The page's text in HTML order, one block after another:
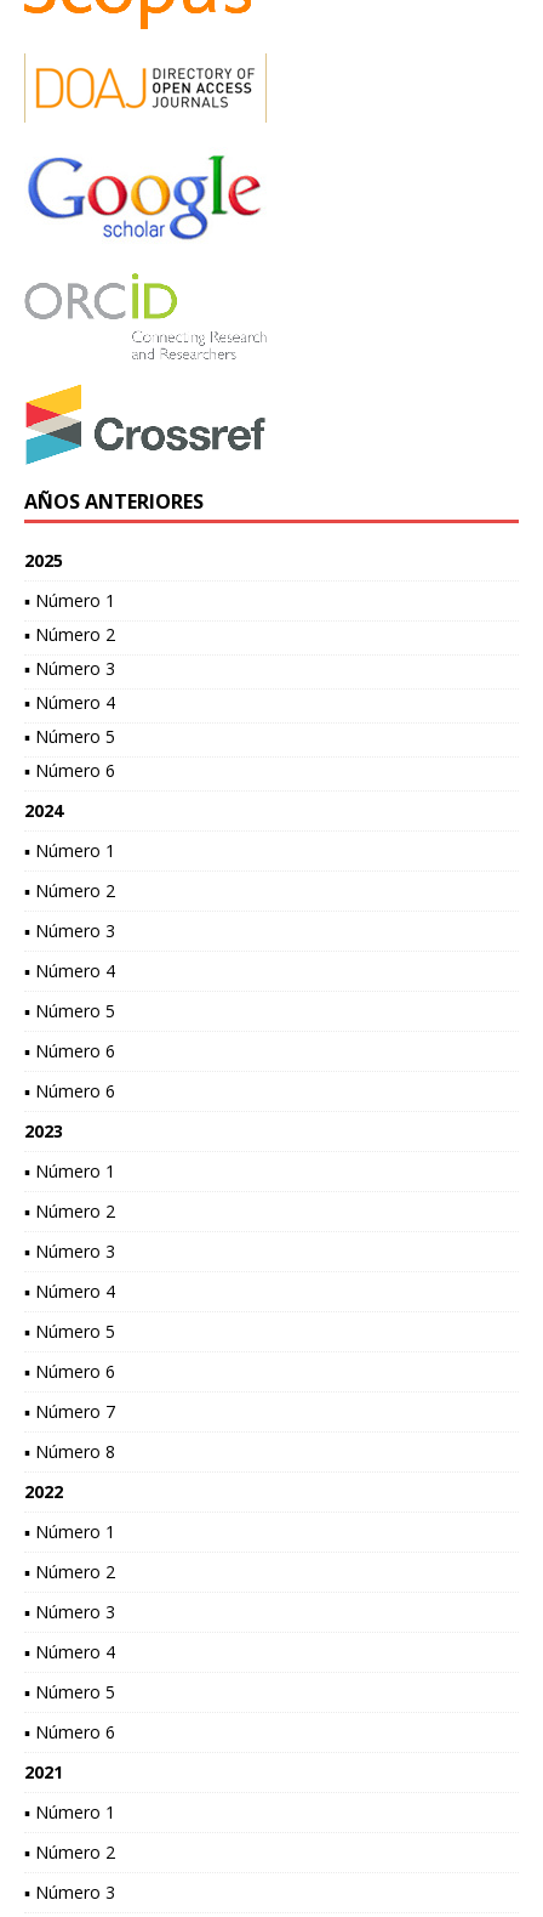
AÑOS ANTERIORES
2025
▪ Número 1
▪ Número 2
▪ Número 3
▪ Número 4
▪ Número 5
▪ Número 6
2024
▪ Número 1
▪ Número 2
▪ Número 3
▪ Número 4
▪ Número 5
▪ Número 6
▪ Número 6
2023
▪ Número 1
▪ Número 2
▪ Número 3
▪ Número 4
▪ Número 5
▪ Número 6
▪ Número 7
▪ Número 8
2022
▪ Número 1
▪ Número 2
▪ Número 3
▪ Número 4
▪ Número 5
▪ Número 6
2021
▪ Número 1
▪ Número 2
▪ Número 3